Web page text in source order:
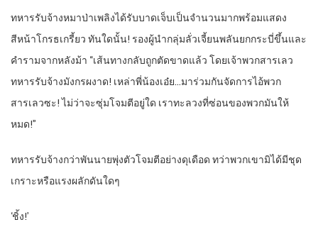
ทหารรับจ้างหมาป่าเพลิงได้รับบาดเจ็บเป็นจำนวนมากพร้อมแสดง
สีหน้าโกรธเกรี้ยว ทันใดนั้น! รองผู้นำกลุ่มลั่วเจี้ยนพลันยกกระบี่ขึ้นและ
คำรามจากหลังม้า “เส้นทางกลับถูกตัดขาดแล้ว โดยเจ้าพวกสารเลว
ทหารรับจ้างมังกรผงาด! เหล่าพี่น้องเอ๋ย…มาร่วมกันจัดการไอ้พวก
สารเลวซะ! ไม่ว่าจะซุ่มโจมตีอยู่ใด เราทะลวงที่ซ่อนของพวกมันให้
หมด!”
ทหารรับจ้างกว่าพันนายพุ่งตัวโจมตีอย่างดุเดือด ทว่าพวกเขามิได้มีชุด
เกราะหรือแรงผลักดันใดๆ
‘ชิ้ง!’